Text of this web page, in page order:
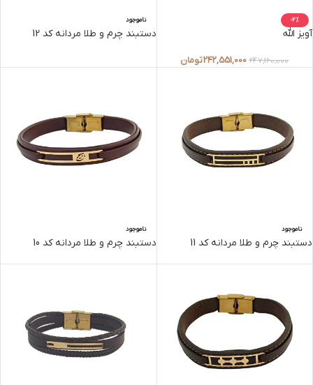
-2%
آویز الله
247,160,000
242,551,000تومان
ناموجود
دستبند چرم و طلا مردانه کد 12
ناموجود
دستبند چرم و طلا مردانه کد 11
ناموجود
دستبند چرم و طلا مردانه کد 10